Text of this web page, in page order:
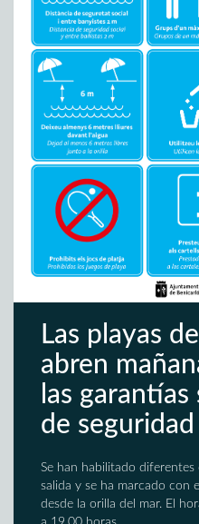
Las playas
abren
las
de seguridad
Se han habilitado diferentes
salida y se ha marcado con
desde la orilla del mar. El